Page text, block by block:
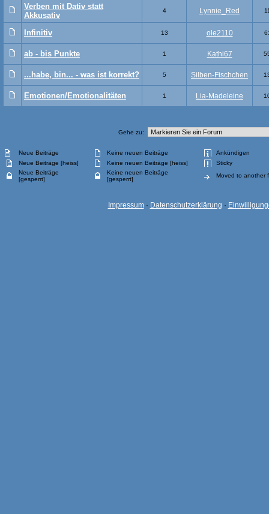
Verben mit Dativ statt
Akkusativ
4 Lynnie_Red
Infinitiv 13 ole2110
ab - bis Punkte 1 Kathi67
...habe, bin... - was ist korrekt? 5 Silben-Fischchen
Emotionen/Emotionalitäten 1 Lia-Madeleine
Gehe zu:
Neue Beiträge Keine neuen Beiträge
Ankündigen
Neue Beiträge [heiss]
Keine neuen Beiträge [heiss]
Sticky
Neue Beiträge
[gesperrt]
Keine neuen Beiträge
[gesperrt]
Moved to another
Impressum· Datenschutzerklärung ·